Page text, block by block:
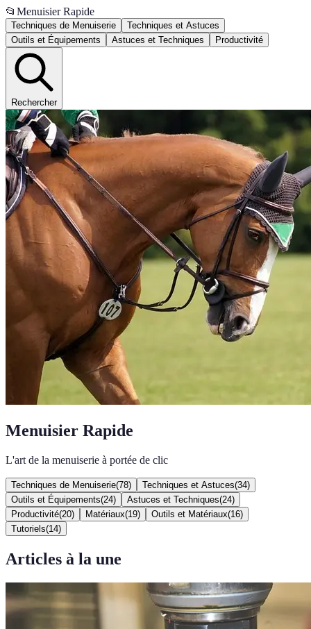
📂 Menuisier Rapide
Techniques de Menuiserie
Techniques et Astuces
Outils et Équipements
Astuces et Techniques Productivité
Rechercher
Menuisier Rapide
L'art de la menuiserie à portée de clic
Techniques de Menuiserie(78) Techniques et Astuces(34)
Outils et Équipements(24) Astuces et Techniques(24)
Productivité(20) Matériaux(19) Outils et Matériaux(16)
Tutoriels(14)
Articles à la une